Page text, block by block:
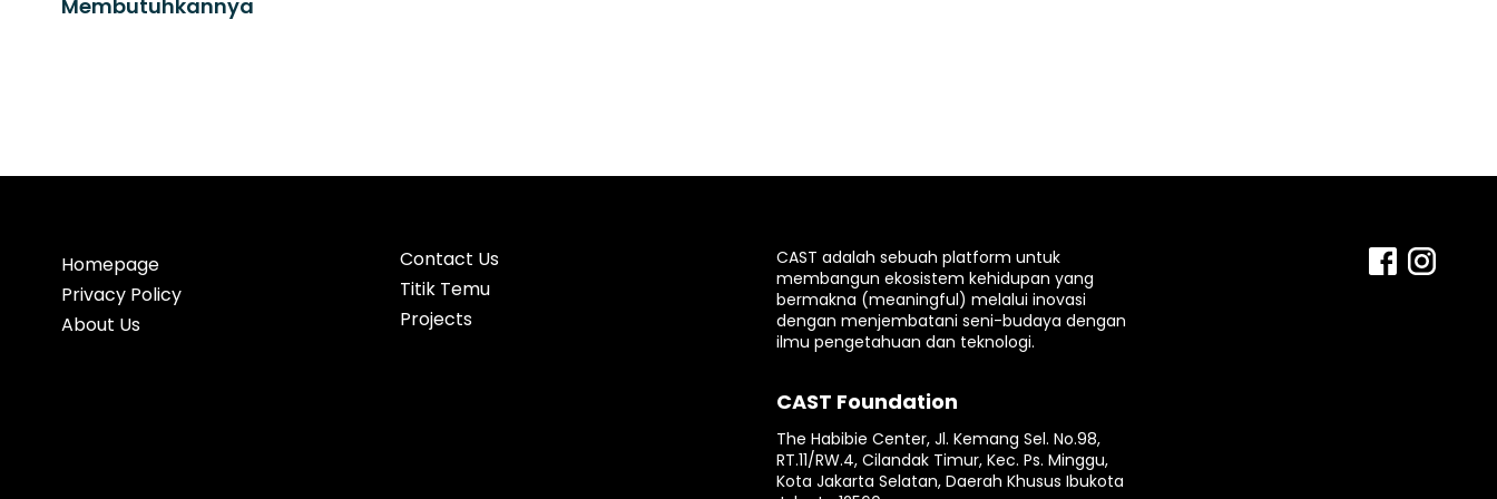
Membutuhkannya
Homepage
Privacy Policy
About Us
Contact Us
Titik Temu
Projects
CAST adalah sebuah platform untuk
membangun ekosistem kehidupan yang
bermakna (meaningful) melalui inovasi
dengan menjembatani seni-budaya dengan
ilmu pengetahuan dan teknologi.
CAST Foundation
The Habibie Center, Jl. Kemang Sel. No.98,
RT.11/RW.4, Cilandak Timur, Kec. Ps. Minggu,
Kota Jakarta Selatan, Daerah Khusus Ibukota